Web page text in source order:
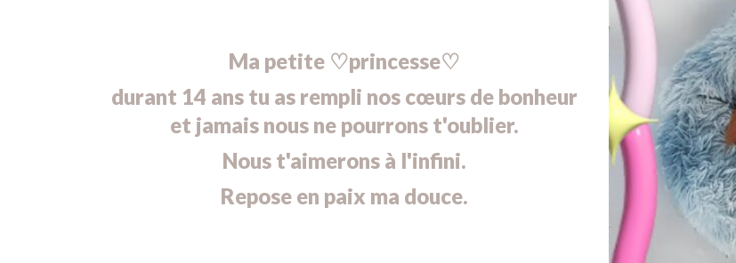
Ma petite ♡princesse♡
durant 14 ans tu as rempli nos cœurs de bonheur
et jamais nous ne pourrons t'oublier.
Nous t'aimerons à l'infini.
Repose en paix ma douce.